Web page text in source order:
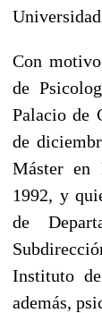
Con
de
Palacio de
de
Máster en
1992, y
de
Instituto
además,